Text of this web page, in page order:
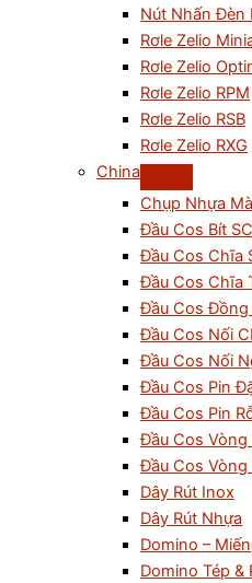
Nút Nhấn Đèn
Rơle Zelio
Rơle Zelio
Rơle Zelio RPM
Rơle Zelio RSB
Rơle Zelio RXG
China
Chụp Nhựa
Đầu Cos Bít
Đầu Cos Chĩa
Đầu Cos Chĩa
Đầu Cos Đồng
Đầu Cos Nối
Đầu Cos Nối
Đầu Cos Pin
Đầu Cos Pin
Đầu Cos Vòng
Đầu Cos Vòng
Dây Rút Inox
Dây Rút Nhựa
Domino –
Domino Tép &